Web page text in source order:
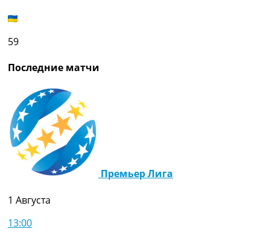
59
Последние матчи
Премьер Лига
1 Августа
13:00